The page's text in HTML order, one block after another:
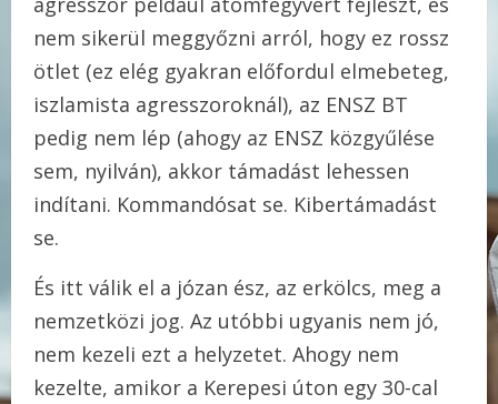
nem sikerül meggyőzni arról, hogy ez rossz
ötlet (ez elég gyakran előfordul elmebeteg,
iszlamista agresszoroknál), az ENSZ BT
pedig nem lép (ahogy az ENSZ közgyűlése
sem, nyilván), akkor támadást lehessen
indítani. Kommandósat se. Kibertámadást
se.
És itt válik el a józan ész, az erkölcs, meg a
nemzetközi jog. Az utóbbi ugyanis nem jó,
nem kezeli ezt a helyzetet. Ahogy nem
kezelte, amikor a Kerepesi úton egy 30-cal